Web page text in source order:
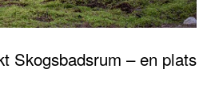
Skogsbadsrum – en plats